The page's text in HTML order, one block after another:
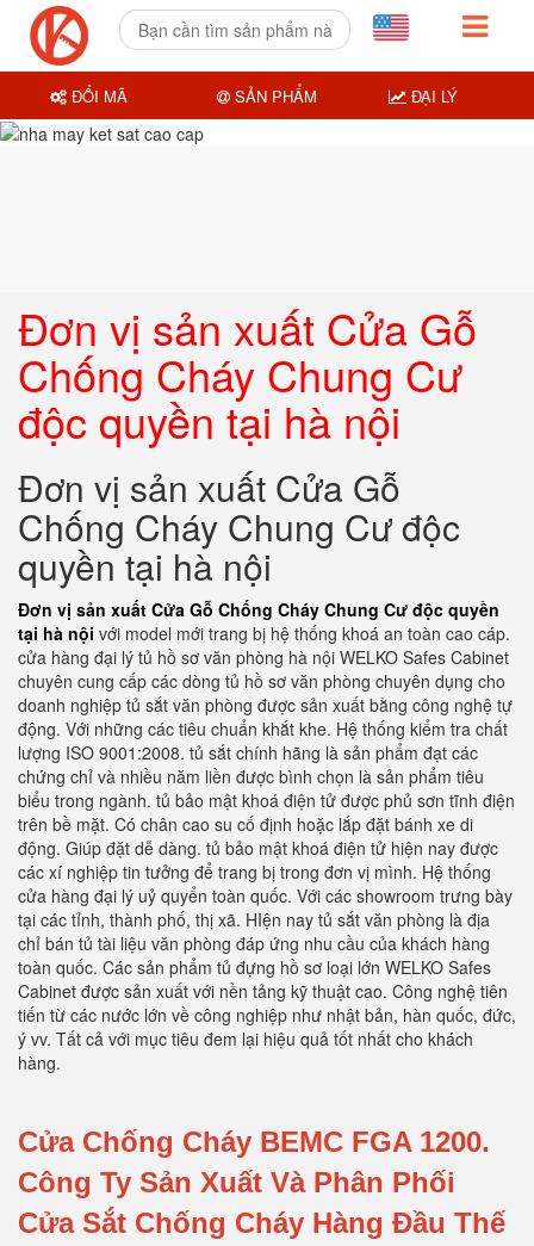
Đơn vị sản xuất Cửa Gỗ
Chống Cháy Chung Cư
độc quyền tại hà nội
Đơn vị sản xuất Cửa Gỗ
Chống Cháy Chung Cư độc
quyền tại hà nội
Đơn vị sản xuất Cửa Gỗ Chống Cháy Chung Cư độc quyền
tại hà nội với model mới trang bị hệ thống khoá an toàn cao cáp.
cửa hàng đại lý tủ hồ sơ văn phòng hà nội WELKO Safes Cabinet
chuyên cung cấp các dòng tủ hồ sơ văn phòng chuyên dụng cho
doanh nghiệp tủ sắt văn phòng được sản xuất bằng công nghệ tự
động. Với những các tiêu chuẩn khắt khe. Hệ thống kiểm tra chất
lượng ISO 9001:2008. tủ sắt chính hãng là sản phẩm đạt các
chứng chỉ và nhiều năm liền được bình chọn là sản phẩm tiêu
biểu trong ngành. tủ bảo mật khoá điện tử được phủ sơn tĩnh điện
trên bề mặt. Có chân cao su cố định hoặc lắp đặt bánh xe di
động. Giúp đặt dễ dàng. tủ bảo mật khoá điện tử hiện nay được
các xí nghiệp tin tưởng để trang bị trong đơn vị mình. Hệ thống
cửa hàng đại lý uỷ quyển toàn quốc. Với các showroom trưng bày
tại các tỉnh, thành phố, thị xã. HIện nay tủ sắt văn phòng là địa
chỉ bán tủ tài liệu văn phòng đáp ứng nhu cầu của khách hàng
toàn quốc. Các sản phẩm tủ đựng hồ sơ loại lớn WELKO Safes
Cabinet được sản xuất với nền tảng kỹ thuật cao. Công nghệ tiên
tiến từ các nước lớn về công nghiệp như nhật bản, hàn quốc, đức,
ý vv. Tất cả với mục tiêu đem lại hiệu quả tốt nhất cho khách
hàng.
Cửa Chống Cháy BEMC FGA 1200.
Công Ty Sản Xuất Và Phân Phối
Cửa Sắt Chống Cháy Hàng Đầu Thế
ĐỔI MÃ SẢN PHẨM ĐẠI LÝ